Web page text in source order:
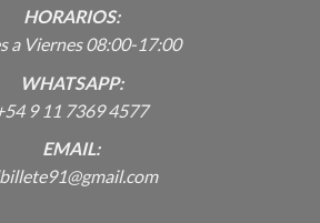
HORARIOS:
a Viernes 08:00-17:00
WHATSAPP:
9 11 7369 4577
EMAIL: